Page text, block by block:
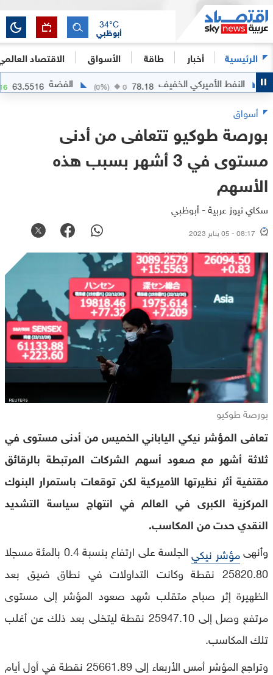
الرئيسية أخبار طاقة الأسواق الاقتصاد
أبوظبي
34°C
النفط الأميركي الخفيف 78.18
0
( 0%) الفضة 63.5516
+ 2.0716
أسواق
بورصة طوكيو تتعافى من أدنى
مستوى في 3 أشهر بسبب هذه
الأسهم
سكاي نيوز عربية - أبوظبي
08:17 - 05 يناير 2023
بورصة طوكيو
تعافى المؤشر نيكي الياباني الخميس من أدنى مستوى في
ثلاثة أشهر مع صعود أسهم الشركات المرتبطة بالرقائق
مقتفية أثر نظيرتها الأميركية لكن توقعات باستمرار البنوك
المركزية الكبرى في العالم في انتهاج سياسة التشديد
النقدي حدت من المكاسب.
وأنهىمؤشر نيكي
الجلسة على ارتفاع بنسبة 0.4 بالمئة مسجلا
25820.80 نقطة وكانت التداولات في نطاق ضيق بعد
الظهيرة إثر صباح متقلب شهد صعود المؤشر إلى مستوى
مرتفع وصل إلى 25947.10 نقطة ليتخلى بعد ذلك عن أغلب
تلك المكاسب.
وتراجع المؤشر أمس الأربعاء إلى 25661.89 نقطة في أول أيام